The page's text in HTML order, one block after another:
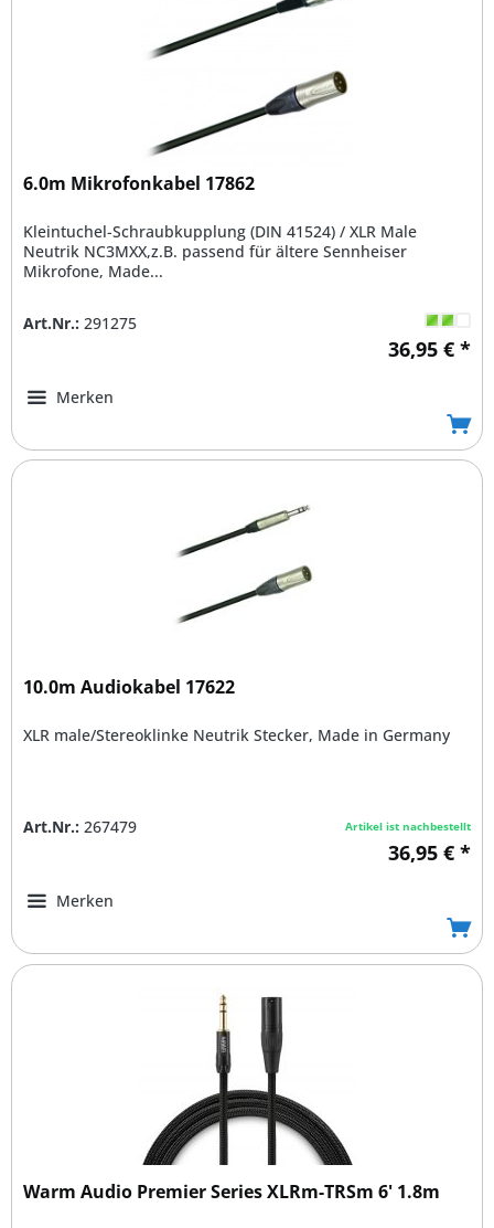
6.0m Mikrofonkabel 17862
Kleintuchel-Schraubkupplung (DIN 41524) / XLR Male
Neutrik NC3MXX,z.B. passend für ältere Sennheiser
Mikrofone, Made...
Art.Nr.: 291275
36,95 € *
Merken
10.0m Audiokabel 17622
XLR male/Stereoklinke Neutrik Stecker, Made in Germany
Art.Nr.: 267479 Artikel ist nachbestellt
36,95 € *
Merken
Warm Audio Premier Series XLRm-TRSm 6' 1.8m